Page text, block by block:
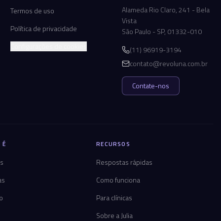
Termos de uso
Política de privacidade
Alameda Rio Claro, 241 - Bela
Vista
São Paulo - SP, 01332-010
(11) 96919-3194
contato@revoluna.com.br
Contate-nos
RECURSOS
Respostas rápidas
Como funciona
Para clínicas
Sobre a Julia